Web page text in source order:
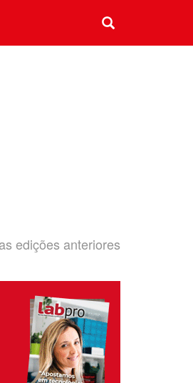
edições anteriores